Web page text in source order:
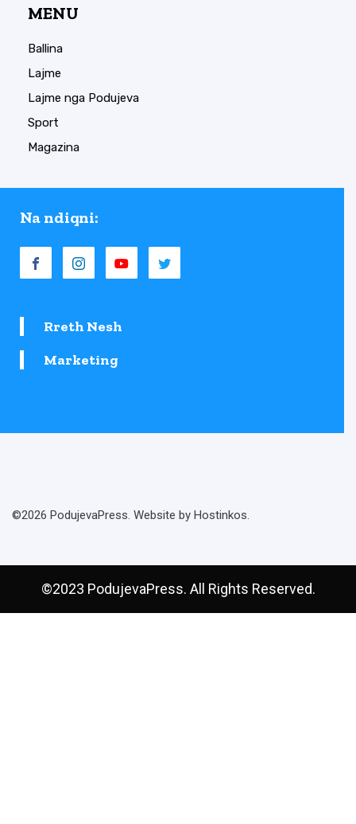
MENU
Ballina
Lajme
Lajme nga Podujeva
Sport
Magazina
Na ndiqni:
Rreth Nesh
Marketing
©2026 PodujevaPress. Website by Hostinkos.
©2023 PodujevaPress. All Rights Reserved.